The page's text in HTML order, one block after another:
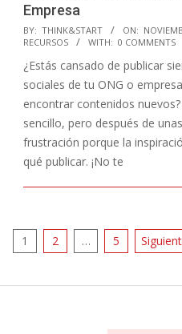
Empresa
2014-
11-
06
BY: THINK&START ON:
RECURSOS
WITH: 0 COMMENTS
¿Estás cansado de publicar
sociales de tu ONG o
encontrar contenidos
sencillo, pero después de
frustración porque la
qué publicar. ¡No te
Paginación
entradas
1 2 … 5